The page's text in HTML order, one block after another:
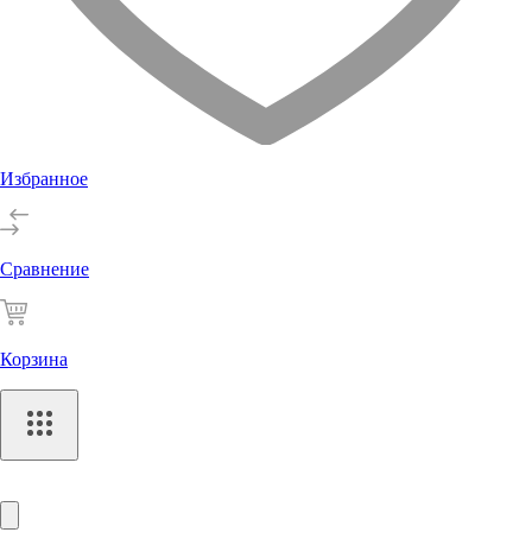
Избранное
Сравнение
Корзина